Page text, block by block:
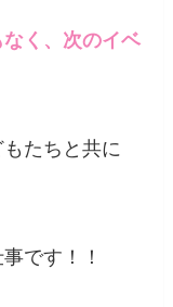
く、次のイベ
たちと共に
です！！